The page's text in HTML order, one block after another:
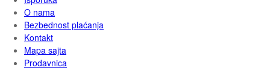
O nama
Bezbednost plaćanja
Kontakt
Mapa sajta
Prodavnica